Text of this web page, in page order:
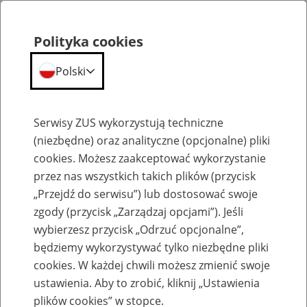
Emerytury
Baza zlikwidowanych lub
przekształconych zakładów pracy
Polityka cookies
Polski
Serwisy ZUS wykorzystują techniczne
(niezbędne) oraz analityczne (opcjonalne) pliki
cookies. Możesz zaakceptować wykorzystanie
przez nas wszystkich takich plików (przycisk
„Przejdź do serwisu”) lub dostosować swoje
zgody (przycisk „Zarządzaj opcjami”). Jeśli
wybierzesz przycisk „Odrzuć opcjonalne”,
będziemy wykorzystywać tylko niezbędne pliki
cookies. W każdej chwili możesz zmienić swoje
ustawienia. Aby to zrobić, kliknij „Ustawienia
plików cookies” w stopce.